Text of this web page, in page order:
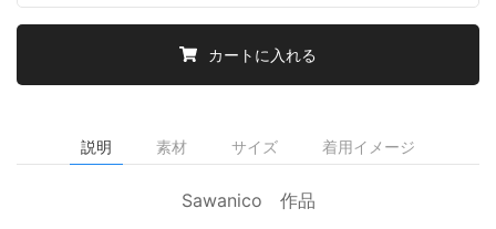
カートに入れる
説明 素材 サイズ 着用イメージ
Sawanico 作品